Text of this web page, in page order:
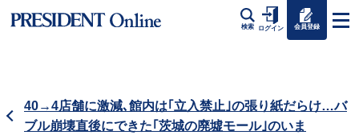
検索 ログイン 会員登録
40→4店舗に激減､館内は｢立入禁止｣の張り紙だらけ…バ
ブル崩壊直後にできた｢茨城の廃墟モール｣のいま